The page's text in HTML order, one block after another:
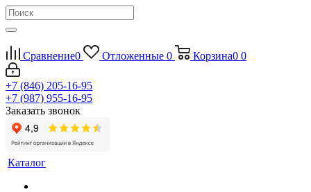
Сравнение0 Отложенные 0 Корзина0 0
+7 (846) 205-16-95
+7 (987) 955-16-95
Заказать звонок
Каталог